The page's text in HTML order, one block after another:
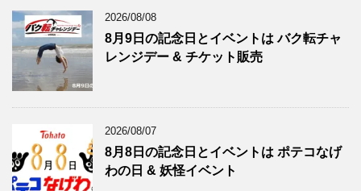
2026/08/08
8月9日の記念日とイベントは バク転チャ
レンジデー & チケット販売
2026/08/07
8月8日の記念日とイベントは ポテコなげ
わの日 & 妖怪イベント